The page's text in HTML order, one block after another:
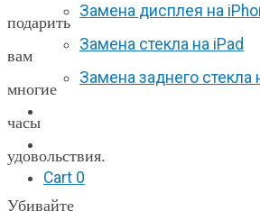
Замена дисплея на
Замена стекла на iPad
Замена заднего стекла
Cart 0
подарить
вам
многие
часы
удовольствия.
Убивайте